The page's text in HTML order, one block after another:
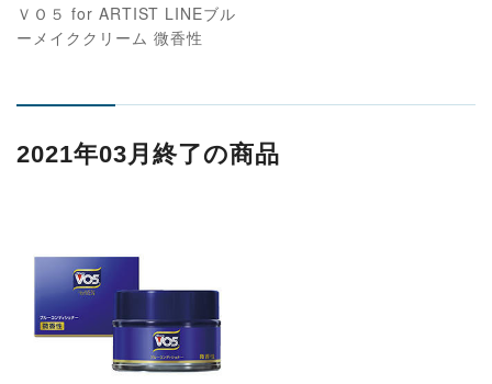
ＶＯ５ for ARTIST LINEブル
ーメイククリーム 微香性
2021年03月終了の商品